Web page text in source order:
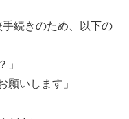
続きのため、以下の
」
願いします」